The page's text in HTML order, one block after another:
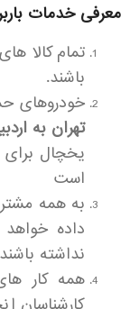
معرفی خدمات
تمام کالا
باشند.
خودروهای
تهران به
یخچال برای
است
به همه
داده
نداشته
همه کار